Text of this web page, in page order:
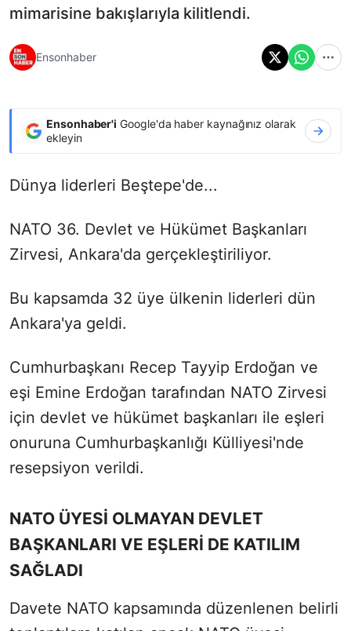
mimarisine bakışlarıyla kilitlendi.
Ensonhaber
Ensonhaber'i Google'da haber kaynağınız olarak
ekleyin
Dünya liderleri Beştepe'de...
NATO 36. Devlet ve Hükümet Başkanları
Zirvesi, Ankara'da gerçekleştiriliyor.
Bu kapsamda 32 üye ülkenin liderleri dün
Ankara'ya geldi.
Cumhurbaşkanı Recep Tayyip Erdoğan ve
eşi Emine Erdoğan tarafından NATO Zirvesi
için devlet ve hükümet başkanları ile eşleri
onuruna Cumhurbaşkanlığı Külliyesi'nde
resepsiyon verildi.
NATO ÜYESİ OLMAYAN DEVLET
BAŞKANLARI VE EŞLERİ DE KATILIM
SAĞLADI
Davete NATO kapsamında düzenlenen belirli